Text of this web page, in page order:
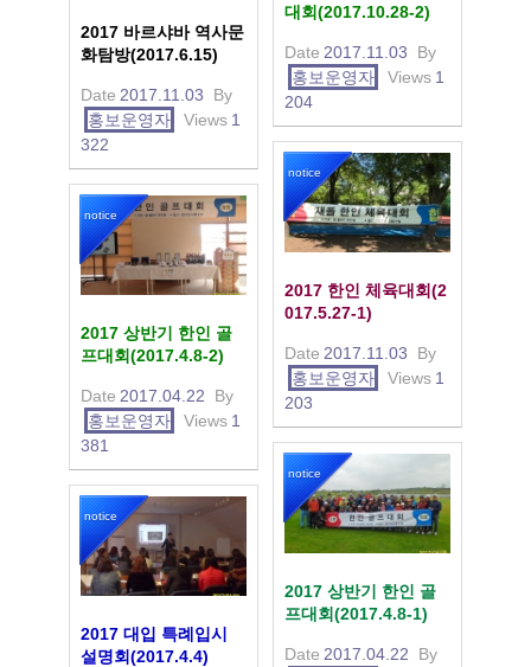
대회(2017.10.28-2)
Date 2017.11.03
By
홍보운영자
Views 1
204
2017 바르샤바 역사문
화탐방(2017.6.15)
Date 2017.11.03
By
홍보운영자
Views 1
322
notice
2017 한인 체육대회(2
017.5.27-1)
Date 2017.11.03
By
홍보운영자
Views 1
203
notice
2017 상반기 한인 골
프대회(2017.4.8-2)
Date 2017.04.22
By
홍보운영자
Views 1
381
notice
2017 상반기 한인 골
프대회(2017.4.8-1)
Date 2017.04.22
By
notice
2017 대입 특례입시
설명회(2017.4.4)